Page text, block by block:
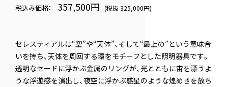
税込み価格： 357,500円 (税抜 325,000円)
セレスティアルは“空”や“天体”、そして“最上の”という意味合
いを持ち、天体を周回する環をモチーフとした照明器具です。
透明なセードに浮かぶ金属のリングが、光とともに宙を漂うよ
うな浮遊感を演出し、夜空に浮かぶ惑星のような煌めきを放ち